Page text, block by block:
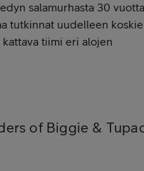
salamurhasta 30 vuotta
tutkinnat uudelleen
tiimi eri alojen
of Biggie &